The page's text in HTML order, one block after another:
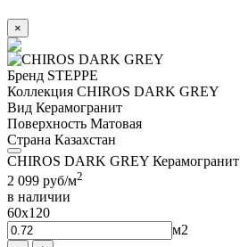
×
Бренд STEPPE
Коллекция CHIROS DARK GREY
Вид Керамогранит
Поверхность Матовая
Страна Казахстан
CHIROS DARK GREY Керамогранит
2 099 руб/м2
в наличии
60x120
м2